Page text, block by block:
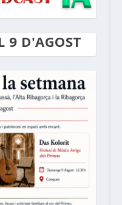
9 D'AGOST